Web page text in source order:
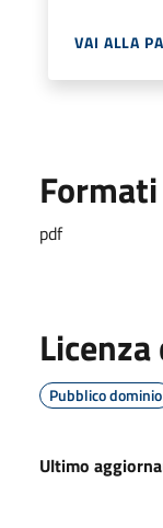
VAI ALLA
pdf
Pubblico dominio
Ultimo